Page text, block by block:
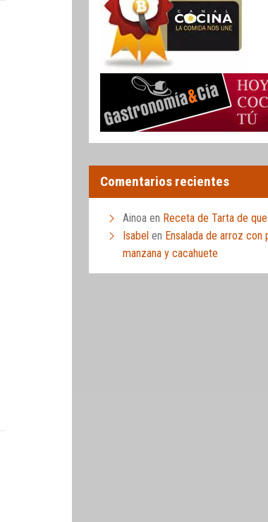
Comentarios recientes
Ainoa en Receta de Tarta de
Isabel en Ensalada de arroz con
manzana y cacahuete